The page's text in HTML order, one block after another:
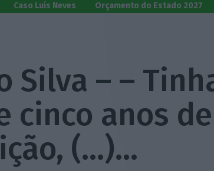
Caso Luís Neves
Orçamento do Estado 2027
Silva – –
cinco anos
(…)…